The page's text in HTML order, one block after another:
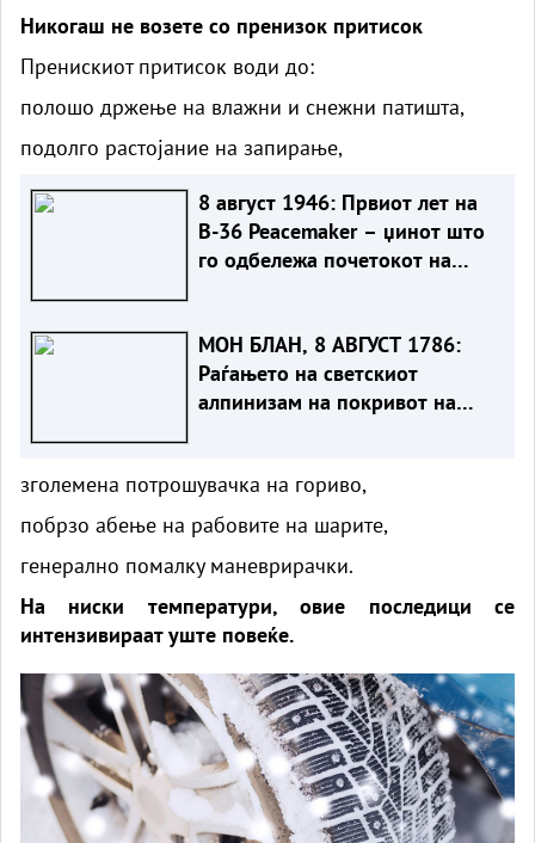
Никогаш не возете со пренизок притисок
Пренискиот притисок води до:
полошо држење на влажни и снежни патишта,
подолго растојание на запирање,
8 август 1946: Првиот лет на
B-36 Peacemaker – џинот што
го одбележа почетокот на
МОН БЛАН, 8 АВГУСТ 1786:
Раѓањето на светскиот
алпинизам на покривот на
зголемена потрошувачка на гориво,
побрзо абење на рабовите на шарите,
генерално помалку маневрирачки.
На ниски температури, овие последици се
интензивираат уште повеќе.